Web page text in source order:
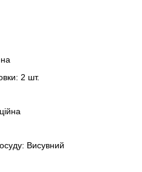
2 шт.
Висувний